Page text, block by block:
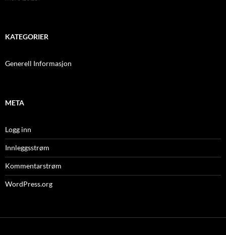
KATEGORIER
Generell Informasjon
META
Logg inn
Innleggsstrøm
Kommentarstrøm
WordPress.org